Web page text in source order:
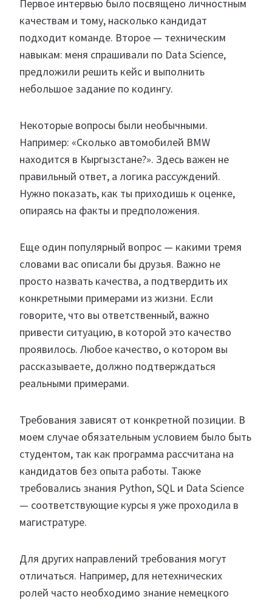
Первое интервью было посвящено личностным
качествам и тому, насколько кандидат
подходит команде. Второе — техническим
навыкам: меня спрашивали по Data Science,
предложили решить кейс и выполнить
небольшое задание по кодингу.
Некоторые вопросы были необычными.
Например: «Сколько автомобилей BMW
находится в Кыргызстане?». Здесь важен не
правильный ответ, а логика рассуждений.
Нужно показать, как ты приходишь к оценке,
опираясь на факты и предположения.
Еще один популярный вопрос — какими тремя
словами вас описали бы друзья. Важно не
просто назвать качества, а подтвердить их
конкретными примерами из жизни. Если
говорите, что вы ответственный, важно
привести ситуацию, в которой это качество
проявилось. Любое качество, о котором вы
рассказываете, должно подтверждаться
реальными примерами.
Требования зависят от конкретной позиции. В
моем случае обязательным условием было быть
студентом, так как программа рассчитана на
кандидатов без опыта работы. Также
требовались знания Python, SQL и Data Science
— соответствующие курсы я уже проходила в
магистратуре.
Для других направлений требования могут
отличаться. Например, для нетехнических
ролей часто необходимо знание немецкого